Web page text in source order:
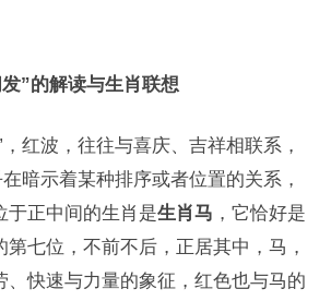
”的解读与生肖联想
红波，往往与喜庆、吉祥相联系，
暗示着某种排序或者位置的关系，
于正中间的生肖是生肖马 ，它恰好是
七位，不前不后，正居其中，马，
、快速与力量的象征，红色也与马的